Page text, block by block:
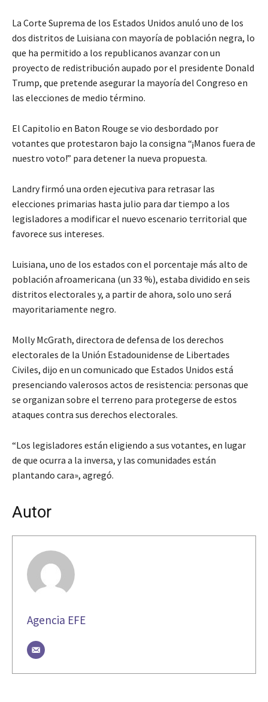
La Corte Suprema de los Estados Unidos anuló uno de los
dos distritos de Luisiana con mayoría de población negra, lo
que ha permitido a los republicanos avanzar con un
proyecto de redistribución aupado por el presidente Donald
Trump, que pretende asegurar la mayoría del Congreso en
las elecciones de medio término.
El Capitolio en Baton Rouge se vio desbordado por
votantes que protestaron bajo la consigna “¡Manos fuera de
nuestro voto!” para detener la nueva propuesta.
Landry firmó una orden ejecutiva para retrasar las
elecciones primarias hasta julio para dar tiempo a los
legisladores a modificar el nuevo escenario territorial que
favorece sus intereses.
Luisiana, uno de los estados con el porcentaje más alto de
población afroamericana (un 33 %), estaba dividido en seis
distritos electorales y, a partir de ahora, solo uno será
mayoritariamente negro.
Molly McGrath, directora de defensa de los derechos
electorales de la Unión Estadounidense de Libertades
Civiles, dijo en un comunicado que Estados Unidos está
presenciando valerosos actos de resistencia: personas que
se organizan sobre el terreno para protegerse de estos
ataques contra sus derechos electorales.
“Los legisladores están eligiendo a sus votantes, en lugar
de que ocurra a la inversa, y las comunidades están
plantando cara», agregó.
Autor
Agencia EFE